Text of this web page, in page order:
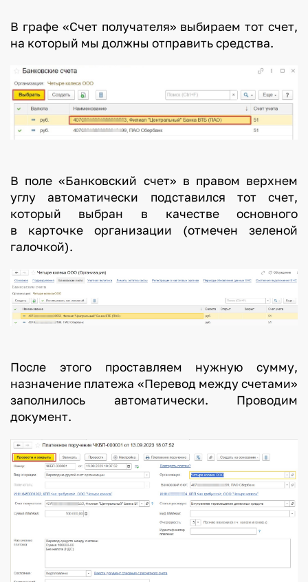
В графе «Счет получателя» выбираем тот счет,
на который мы должны отправить средства.
В поле «Банковский счет» в правом верхнем
углу автоматически подставился тот счет,
который выбран в качестве основного
в карточке организации (отмечен зеленой
галочкой).
После этого проставляем нужную сумму,
назначение платежа «Перевод между счетами»
заполнилось автоматически. Проводим
документ.